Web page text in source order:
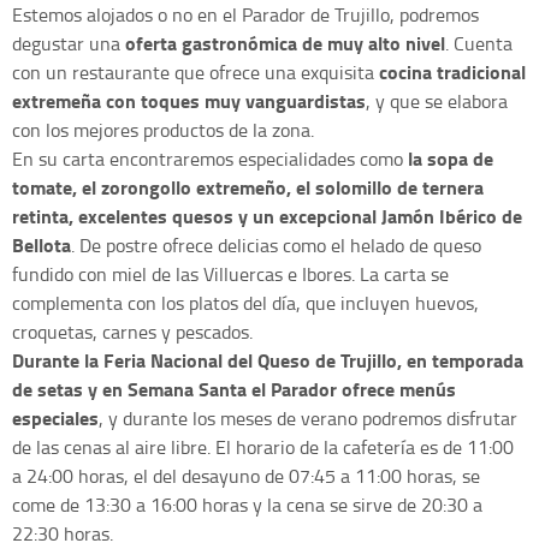
Estemos alojados o no en el Parador de Trujillo, podremos
degustar unaoferta gastronómica de muy alto nivel. Cuenta
con un restaurante que ofrece una exquisitacocina tradicional
extremeña con toques muy vanguardistas, y que se elabora
con los mejores productos de la zona.
En su carta encontraremos especialidades como la sopa de
tomate, el zorongollo extremeño, el solomillo de ternera
retinta, excelentes quesos y un excepcional Jamón Ibérico de
Bellota. De postre ofrece delicias como el helado de queso
fundido con miel de las Villuercas e Ibores. La carta se
complementa con los platos del día, que incluyen huevos,
croquetas, carnes y pescados.
Durante la Feria Nacional del Queso de Trujillo, en temporada
de setas y en Semana Santa el Parador ofrece menús
especiales, y durante los meses de verano podremos disfrutar
de las cenas al aire libre. El horario de la cafetería es de 11:00
a 24:00 horas, el del desayuno de 07:45 a 11:00 horas, se
come de 13:30 a 16:00 horas y la cena se sirve de 20:30 a
22:30 horas.